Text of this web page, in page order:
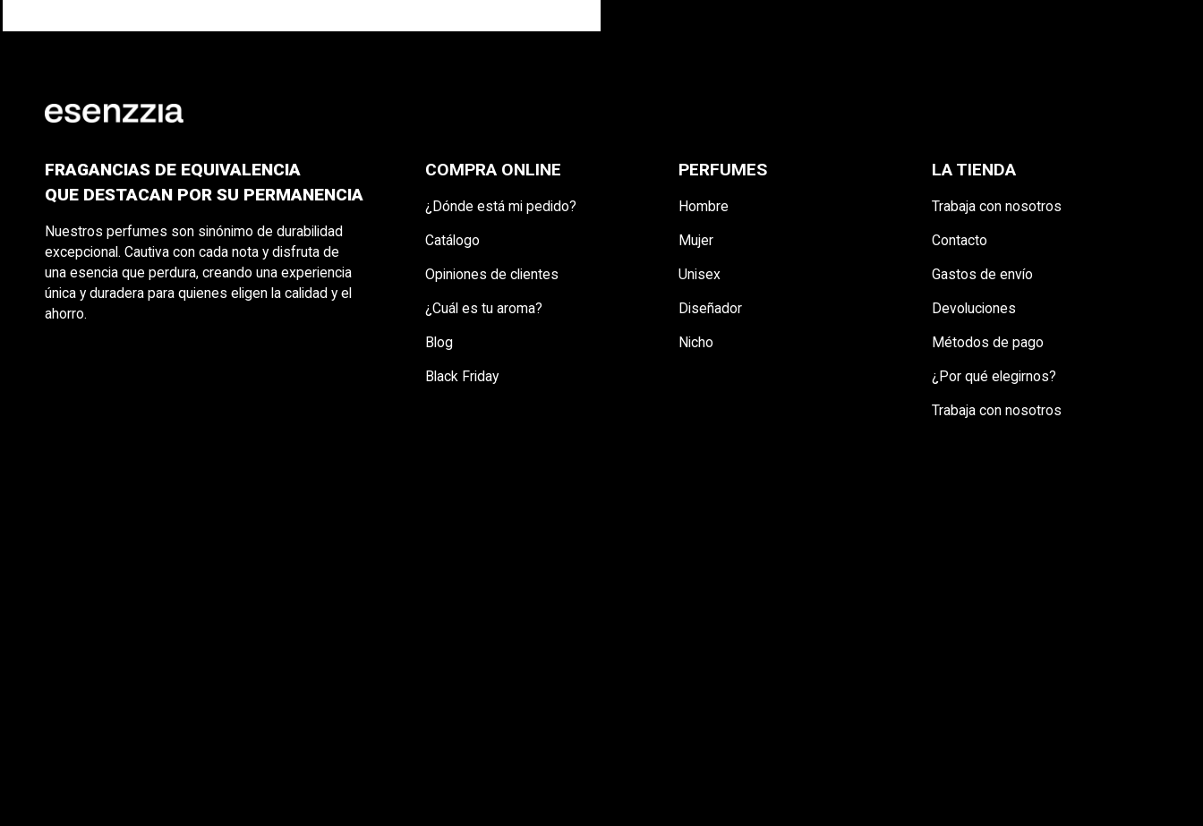
FRAGANCIAS DE EQUIVALENCIA
QUE DESTACAN POR SU PERMANENCIA
Nuestros perfumes son sinónimo de durabilidad
excepcional. Cautiva con cada nota y disfruta de
una esencia que perdura, creando una experiencia
única y duradera para quienes eligen la calidad y el
ahorro.
COMPRA ONLINE
¿Dónde está mi pedido?
Catálogo
Opiniones de clientes
¿Cuál es tu aroma?
Blog
Black Friday
PERFUMES
Hombre
Mujer
Unisex
Diseñador
Nicho
LA TIENDA
Trabaja con nosotros
Contacto
Gastos de envío
Devoluciones
Métodos de pago
¿Por qué elegirnos?
Trabaja con nosotros